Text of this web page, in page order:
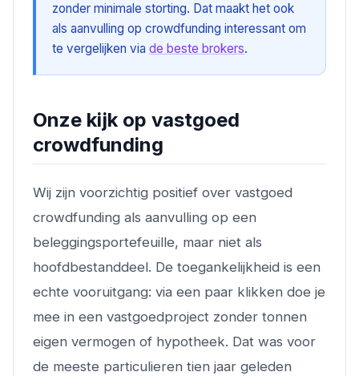
zonder minimale storting. Dat maakt het ook
als aanvulling op crowdfunding interessant om
te vergelijken via de beste brokers.
Onze kijk op vastgoed
crowdfunding
Wij zijn voorzichtig positief over vastgoed
crowdfunding als aanvulling op een
beleggingsportefeuille, maar niet als
hoofdbestanddeel. De toegankelijkheid is een
echte vooruitgang: via een paar klikken doe je
mee in een vastgoedproject zonder tonnen
eigen vermogen of hypotheek. Dat was voor
de meeste particulieren tien jaar geleden